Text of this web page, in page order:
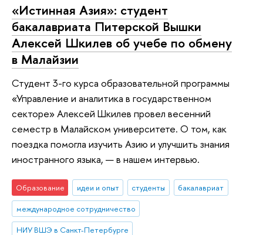
«Истинная Азия»: студент
бакалавриата Питерской Вышки
Алексей Шкилев об учебе по обмену
в Малайзии
Студент 3-го курса образовательной программы
«Управление и аналитика в государственном
секторе» Алексей Шкилев провел весенний
семестр в Малайском университете. О том, как
поездка помогла изучить Азию и улучшить знания
иностранного языка, — в нашем интервью.
Образование идеи и опыт студенты
бакалавриат
международное сотрудничество
НИУ ВШЭ в Санкт-Петербурге